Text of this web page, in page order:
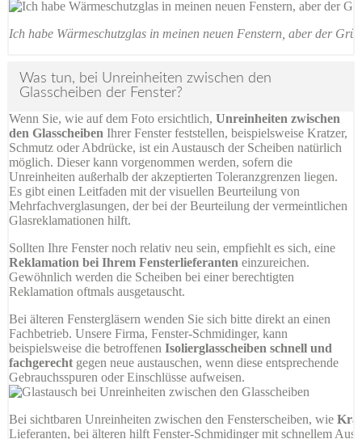
Ich habe Wärmeschutzglas in meinen neuen Fenstern, aber der
Was tun, bei Unreinheiten zwischen den
Glasscheiben der Fenster?
Wenn Sie, wie auf dem Foto ersichtlich, Unreinheiten zwischen
den Glasscheiben Ihrer Fenster feststellen, beispielsweise Kratzer,
Schmutz oder Abdrücke, ist ein Austausch der Scheiben natürlich
möglich. Dieser kann vorgenommen werden, sofern die
Unreinheiten außerhalb der akzeptierten Toleranzgrenzen liegen.
Es gibt einen Leitfaden mit der visuellen Beurteilung von
Mehrfachverglasungen, der bei der Beurteilung der vermeintlichen
Glasreklamationen hilft.
Sollten Ihre Fenster noch relativ neu sein, empfiehlt es sich, eine
Reklamation bei Ihrem Fensterlieferanten einzureichen.
Gewöhnlich werden die Scheiben bei einer berechtigten
Reklamation oftmals ausgetauscht.
Bei älteren Fenstergläsern wenden Sie sich bitte direkt an einen
Fachbetrieb. Unsere Firma, Fenster-Schmidinger, kann
beispielsweise die betroffenen Isolierglasscheiben schnell und
fachgerecht gegen neue austauschen, wenn diese entsprechende
Gebrauchsspuren oder Einschlüsse aufweisen.
Bei sichtbaren Unreinheiten zwischen den Fensterscheiben, wie
Lieferanten, bei älteren hilft Fenster-Schmidinger mit schnellem